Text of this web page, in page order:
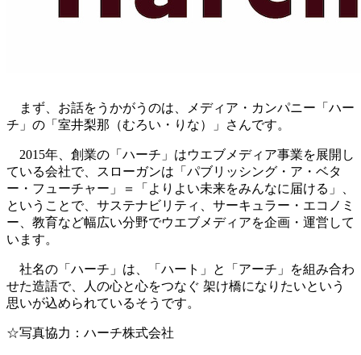
まず、お話をうかがうのは、メディア・カンパニー「ハー
チ」の「室井梨那（むろい・りな）」さんです。
2015年、創業の「ハーチ」はウエブメディア事業を展開し
ている会社で、スローガンは「パブリッシング・ア・ベタ
ー・フューチャー」＝「よりよい未来をみんなに届ける」、
ということで、サステナビリティ、サーキュラー・エコノミ
ー、教育など幅広い分野でウエブメディアを企画・運営して
います。
社名の「ハーチ」は、「ハート」と「アーチ」を組み合わ
せた造語で、人の心と心をつなぐ 架け橋になりたいという
思いが込められているそうです。
☆写真協力：ハーチ株式会社